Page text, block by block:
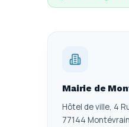
Mairie de
Hôtel de ville, 4
77144 Montévrain